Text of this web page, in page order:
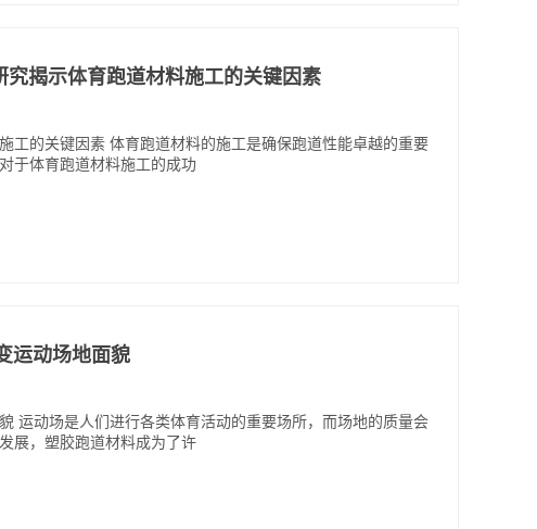
揭示体育跑道材料施工的关键因素
工的关键因素 体育跑道材料的施工是确保跑道性能卓越的重要
于体育跑道材料施工的成功
运动场地面貌
运动场是人们进行各类体育活动的重要场所，而场地的质量会
展，塑胶跑道材料成为了许